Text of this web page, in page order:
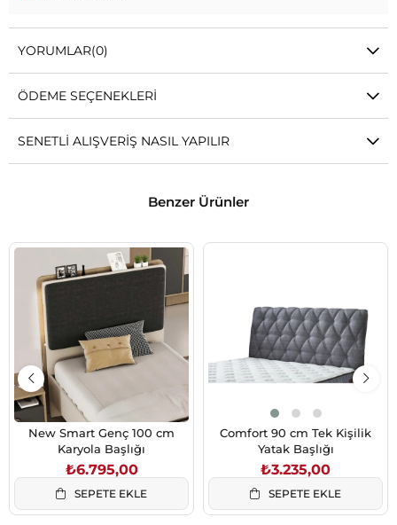
YORUMLAR(0)
ÖDEME SEÇENEKLERI
SENETLI ALIŞVERIŞ NASIL YAPILIR
Benzer Ürünler
New Smart Genç 100 cm
Karyola Başlığı
₺6.795,00
SEPETE EKLE
Comfort 90 cm Tek Kişilik
Yatak Başlığı
₺3.235,00
SEPETE EKLE